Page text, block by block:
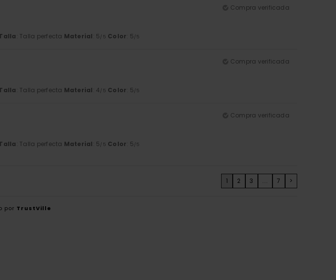
Compra verificada
: Talla perfecta Material: 5/5 Color: 5/5
Compra verificada
: Talla perfecta Material: 4/5 Color: 5/5
Compra verificada
: Talla perfecta Material: 5/5 Color: 5/5
1 2 3 ... 7 >
por TrustVille